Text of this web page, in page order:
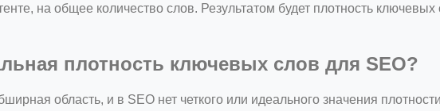
на общее количество слов. Результатом будет плотность ключевых
плотность ключевых слов для SEO?
область, и в SEO нет четкого или идеального значения